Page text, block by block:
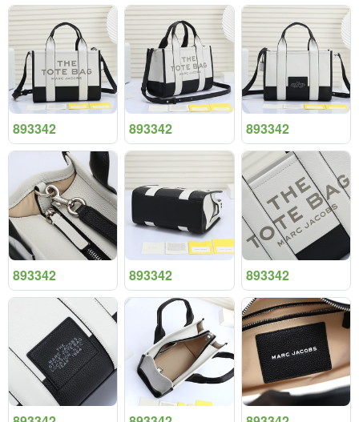
893342 893342 893342
893342 893342 893342